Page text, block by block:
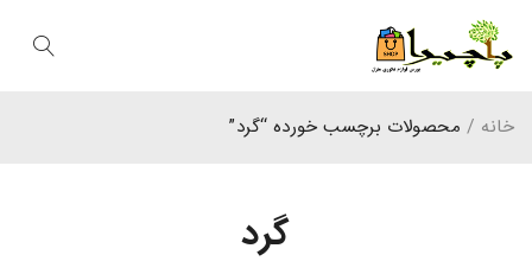
گرد
خانه / محصولات برچسب خورده “گرد”